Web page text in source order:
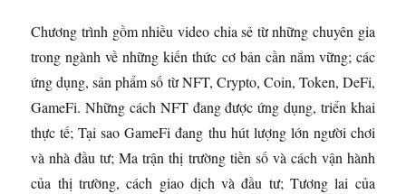
Chương trình gồm nhiều video chia sẻ từ những chuyên gia
trong ngành về những kiến thức cơ bản cần nắm vững; các
ứng dụng, sản phẩm số từ NFT, Crypto, Coin, Token, DeFi,
GameFi. Những cách NFT đang được ứng dụng, triển khai
thực tế; Tại sao GameFi đang thu hút lượng lớn người chơi
và nhà đầu tư; Ma trận thị trường tiền số và cách vận hành
của thị trường, cách giao dịch và đầu tư; Tương lai của